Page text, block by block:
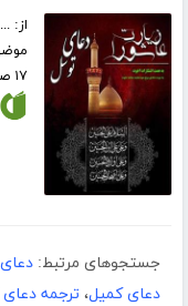
از: ...
۱۷ صفحه
جستجوهای مرتبط:
دعای کمیل، ترجمه